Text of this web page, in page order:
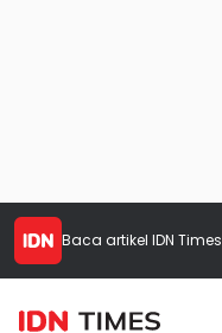
Baca artikel IDN Times